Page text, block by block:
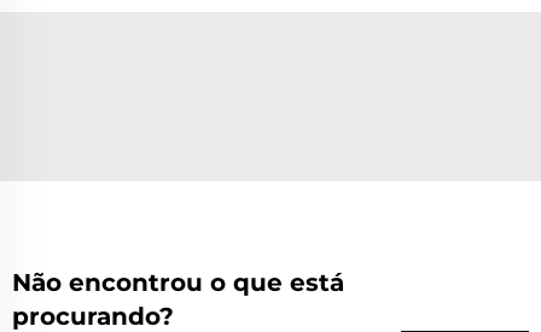
Não encontrou o que está
procurando?